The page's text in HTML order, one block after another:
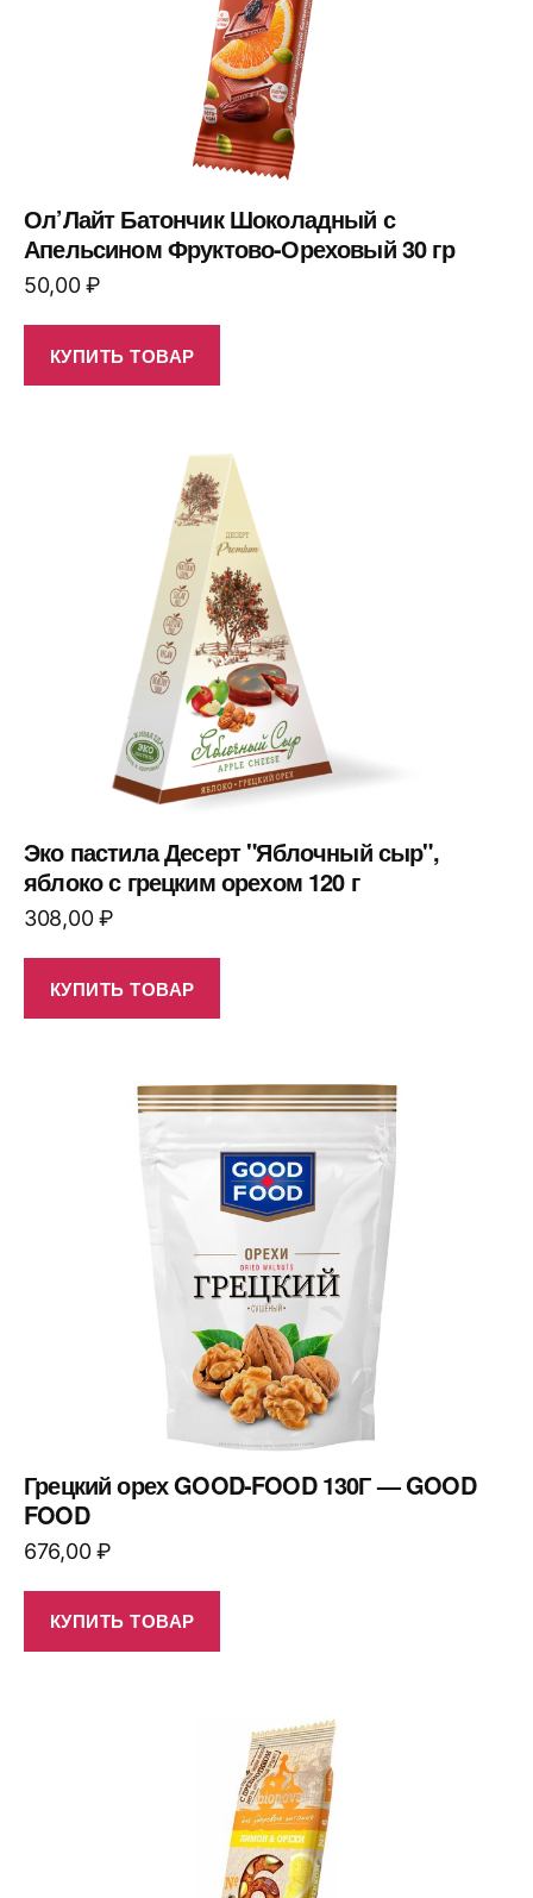
Ол’Лайт Батончик Шоколадный с
Апельсином Фруктово-Ореховый 30 гр
50,00₽
КУПИТЬ ТОВАР
Эко пастила Десерт "Яблочный сыр",
яблоко с грецким орехом 120 г
308,00₽
КУПИТЬ ТОВАР
Грецкий орех GOOD-FOOD 130Г — GOOD
FOOD
676,00₽
КУПИТЬ ТОВАР